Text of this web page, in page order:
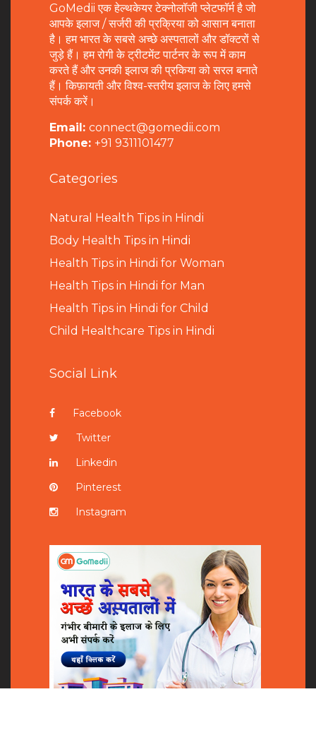
GoMedii एक हेल्थकेयर टेक्नोलॉजी प्लेटफॉर्म है जो
आपके इलाज / सर्जरी की प्रक्रिया को आसान बनाता
है। हम भारत के सबसे अच्छे अस्पतालों और डॉक्टरों से
जुड़े हैं। हम रोगी के ट्रीटमेंट पार्टनर के रूप में काम
करते हैं और उनकी इलाज की प्रकिया को सरल बनाते
हैं। किफ़ायती और विश्व-स्तरीय इलाज के लिए हमसे
संपर्क करें।
Email: connect@gomedii.com
Phone: +91 9311101477
Categories
Natural Health Tips in Hindi
Body Health Tips in Hindi
Health Tips in Hindi for Woman
Health Tips in Hindi for Man
Health Tips in Hindi for Child
Child Healthcare Tips in Hindi
Social Link
Facebook
Twitter
Linkedin
Pinterest
Instagram